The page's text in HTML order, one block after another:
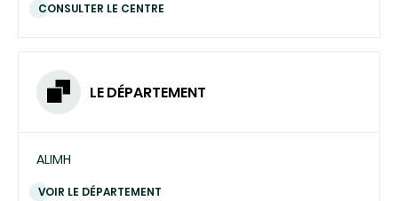
CONSULTER LE CENTRE
LE DÉPARTEMENT
ALIMH
VOIR LE DÉPARTEMENT